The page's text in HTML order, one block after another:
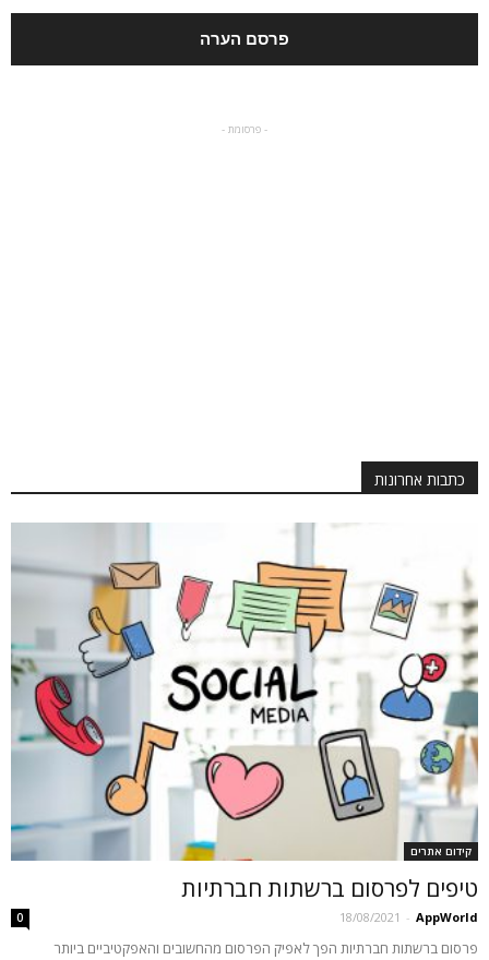
- פרסומת -
כתבות אחרונות
קידום אתרים
טיפים לפרסום ברשתות חברתיות
AppWorld
-
18/08/2021
0
פרסום ברשתות חברתיות הפך לאפיק הפרסום מהחשובים והאפקטיביים ביותר